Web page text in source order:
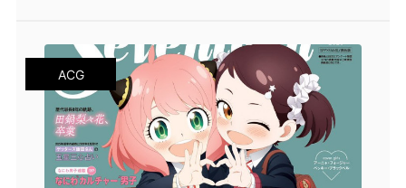
สปาย_x_แฟมิลี่_123 # SPY_x_Family_อ่านที่ไหน
SPY_x_FAMILY_Manga
SPY_x_FAMILY_มังงะ # SPY_x_FAMILY_MANGA_Plus
manga # MangaPlus #MANGA_Plus #สปาย_×_แฟมิลี
สปายแฟมิลี่ #สนธยา # สายลับ #การ์ตูนสายลับ
มังงะ
มังกะ #หนังสือการ์ตูน # Bilbili #bilibili
SPY_x_Family_124 #สปายแฟมิลี่_124
สปาย_x_แฟมิลี่_124 #SPY_x_Family_ตอนล่าสุด
ACG